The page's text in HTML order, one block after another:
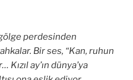
gölge perdesinden
Bir ses, “Kan, ruhun
ay’ın dünya’ya